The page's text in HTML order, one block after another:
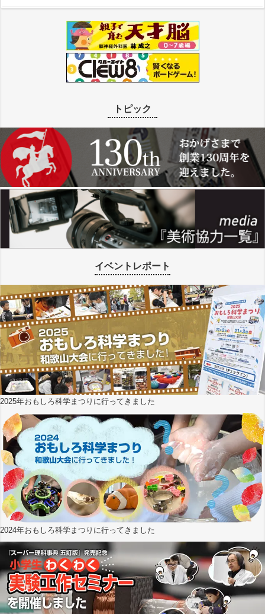
トピック
イベントレポート
2025年おもしろ科学まつりに行ってきました
2024年おもしろ科学まつりに行ってきました